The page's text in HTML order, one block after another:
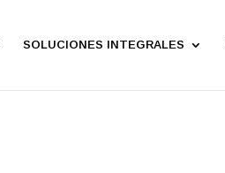
SOLUCIONES INTEGRALES